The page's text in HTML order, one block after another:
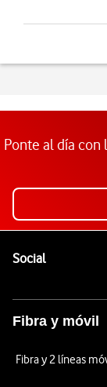
Ponte al día
SocialEnlaces a
Fibra y móvil
Fibra y 2 líneas